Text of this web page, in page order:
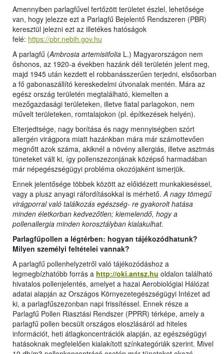
Amennyiben parlagfűvel fertőzött területet észlel, lehetősége
van, hogy jelezze ezt a Parlagfű Bejelentő Rendszeren (PBR)
keresztül jelezni ezt az illetékes hatóságok
felé: https://pbr.nebih.gov.hu
A parlagfű (Ambrosia artemisiifolia L.) Magyarországon nem
őshonos, az 1920-a években hazánk déli területén jelent meg,
majd 1945 után kezdett el robbanásszerűen terjedni, elsősorban
a fő gabonaszállító kereskedelmi útvonalak mentén. Mára az
egész ország területén megtalálható, kiemelten a
mezőgazdasági területeken, illetve fiatal parlagokon, nem
művelt területeken, romtalajokon (pl. építkezések helyén).
Elterjedtsége, nagy borítása és nagy mennyiségben szórt
allergén virágpora miatt hazánkban mára már számottevően
megnőtt azok száma, akiknél a növény allergiás, illetve asztmás
tüneteket vált ki, így pollenszezonjának középső harmadában
már népegészségügyi probléma okozójaként ismerjük.
Ennek jelentősége többek között az előidézett munkakieséssel,
vagy a plusz anyagi ráfordításokkal is mérhető.A nagy tömegű
virágporral való találkozás egészség- re gyakorolt hatása
minden életkorban kedvezőtlen; kiemelendő, hogy a
pollenallergia minden korosztályban kialakulhat.
Parlagfűpollen a légtérben: hogyan tájékozódhatunk?
Milyen személyi feltételei vannak?
A parlagfű pollenhelyzetről való tájékozódáshoz a
legmegbízhatóbb forrás a http://oki.antsz.hu oldalon található
hivatalos pollenjelentés, amelyet a hazai Aerobiológiai Hálózat
adatai alapján az Országos Környezetegészségügyi Intézet ad
ki, a parlagfűszezonban napi frissítéssel. Ennek része a
Parlagfű Pollen Riasztási Rendszer (PPRR) térképe, amely a
parlagfű pollen becsült országos eloszlásáról ad hiteles
információt, heti átlagkoncentrációk alapján, az egészségügyi
hatásoknak megfelelően kialakított színkategóriák szerint. Mivel